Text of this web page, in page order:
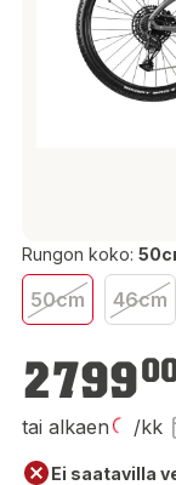
Rungon koko:
50cm 46cm
2799
tai alkaen /kk
Ei saatavilla